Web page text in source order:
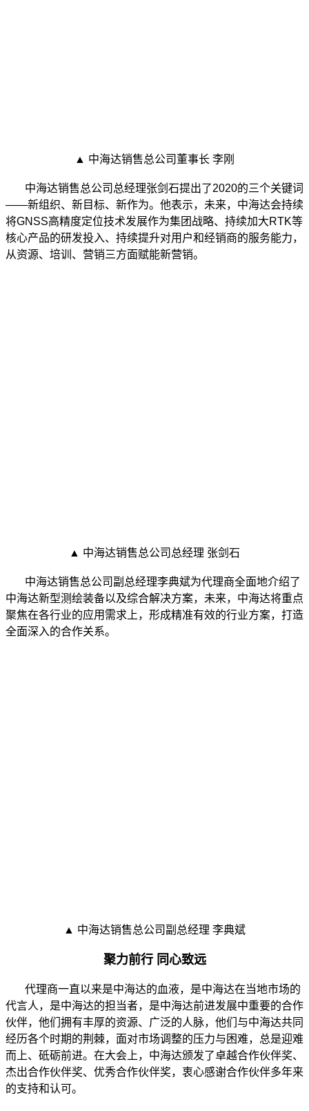
▲ 中海达销售总公司董事长 李刚
中海达销售总公司总经理张剑石提出了2020的三个关键词
——新组织、新目标、新作为。他表示，未来，中海达会持续
将GNSS高精度定位技术发展作为集团战略、持续加大RTK等
核心产品的研发投入、持续提升对用户和经销商的服务能力，
从资源、培训、营销三方面赋能新营销。
▲ 中海达销售总公司总经理 张剑石
中海达销售总公司副总经理李典斌为代理商全面地介绍了
中海达新型测绘装备以及综合解决方案，未来，中海达将重点
聚焦在各行业的应用需求上，形成精准有效的行业方案，打造
全面深入的合作关系。
▲ 中海达销售总公司副总经理 李典斌
聚力前行 同心致远
代理商一直以来是中海达的血液，是中海达在当地市场的
代言人，是中海达的担当者，是中海达前进发展中重要的合作
伙伴，他们拥有丰厚的资源、广泛的人脉，他们与中海达共同
经历各个时期的荆棘，面对市场调整的压力与困难，总是迎难
而上、砥砺前进。在大会上，中海达颁发了卓越合作伙伴奖、
杰出合作伙伴奖、优秀合作伙伴奖，衷心感谢合作伙伴多年来
的支持和认可。